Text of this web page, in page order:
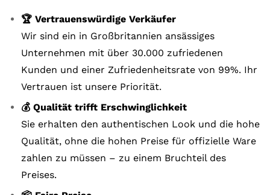
🏆 Vertrauenswürdige Verkäufer
Wir sind ein in Großbritannien ansässiges
Unternehmen mit über 30.000 zufriedenen
Kunden und einer Zufriedenheitsrate von 99%. Ihr
Vertrauen ist unsere Priorität.
💰 Qualität trifft Erschwinglichkeit
Sie erhalten den authentischen Look und die hohe
Qualität, ohne die hohen Preise für offizielle Ware
zahlen zu müssen – zu einem Bruchteil des
Preises.